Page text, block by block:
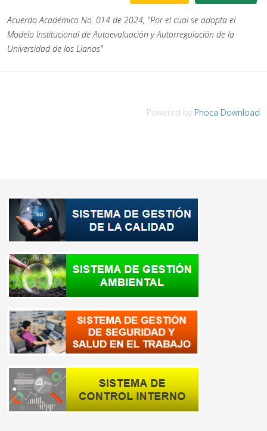
Acuerdo Académico No. 014 de 2024, "Por el cual se adopta el
Modelo Institucional de Autoevaluación y Autorregulación de la
Universidad de los Llanos"
Powered by Phoca Download